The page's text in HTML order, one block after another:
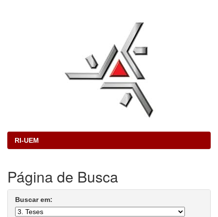
RI-UEM
Página de Busca
Buscar em: